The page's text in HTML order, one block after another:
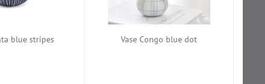
blue stripes Vase Congo blue dot